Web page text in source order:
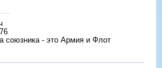
союзника - это Армия и Флот